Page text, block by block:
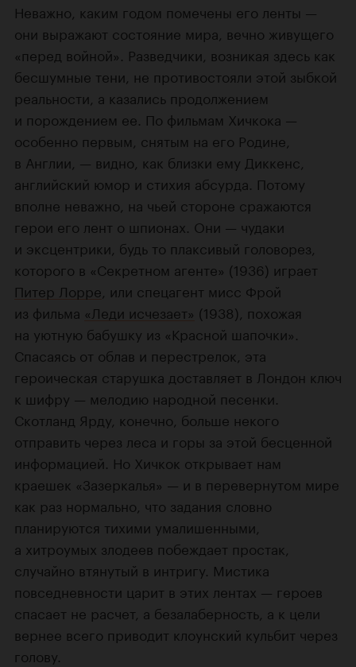
Неважно, каким годом помечены его ленты —
они выражают состояние мира, вечно живущего
«перед войной». Разведчики, возникая здесь как
бесшумные тени, не противостояли этой зыбкой
реальности, а казались продолжением
и порождением ее. По фильмам Хичкока —
особенно первым, снятым на его Родине,
в Англии, — видно, как близки ему Диккенс,
английский юмор и стихия абсурда. Потому
вполне неважно, на чьей стороне сражаются
герои его лент о шпионах. Они — чудаки
и эксцентрики, будь то плаксивый головорез,
которого в «Секретном агенте» (1936) играет
Питер Лорре, или спецагент мисс Фрой
из фильма «Леди исчезает» (1938), похожая
на уютную бабушку из «Красной шапочки».
Спасаясь от облав и перестрелок, эта
героическая старушка доставляет в Лондон ключ
к шифру — мелодию народной песенки.
Скотланд Ярду, конечно, больше некого
отправить через леса и горы за этой бесценной
информацией. Но Хичкок открывает нам
краешек «Зазеркалья» — и в перевернутом мире
как раз нормально, что задания словно
планируются тихими умалишенными,
а хитроумых злодеев побеждает простак,
случайно втянутый в интригу. Мистика
повседневности царит в этих лентах — героев
спасает не расчет, а безалаберность, а к цели
вернее всего приводит клоунский кульбит через
голову.